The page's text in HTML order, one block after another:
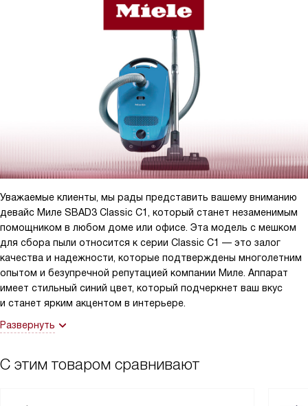
Еще одним значительным преимуществом является его
удобство в использовании. Он легко маневрирует даже в узких
местах, что делает процесс уборки ещё более простым и
Я также обратил внимание на то, что он очень тихий. Это
означает, что я могу использовать его даже поздно вечером,
не боясь разбудить свою семью.
В общем, я очень доволен своим выбором и рекомендую этот
пылесос всем, кто ищет надежное и эффективное устройство
для уборки. Это действительно стоит каждого потраченного
Уважаемые клиенты, мы рады представить вашему вниманию
девайс Миле SBAD3 Classic C1, который станет незаменимым
помощником в любом доме или офисе. Эта модель с мешком
для сбора пыли относится к серии Classic C1 — это залог
качества и надежности, которые подтверждены многолетним
опытом и безупречной репутацией компании Миле. Аппарат
имеет стильный синий цвет, который подчеркнет ваш вкус
и станет ярким акцентом в интерьере.
Развернуть
С этим товаром сравнивают